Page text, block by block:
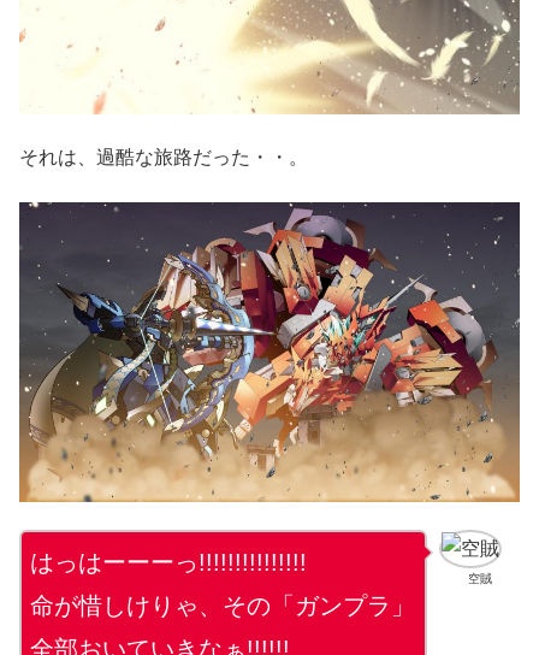
それは、過酷な旅路だった・・。
空賊
はっはーーーっ!!!!!!!!!!!!!!!
命が惜しけりゃ、その「ガンプラ」
全部おいていきなぁ!!!!!!